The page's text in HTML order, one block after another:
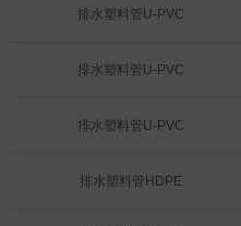
排水塑料管U-PVC
排水塑料管U-PVC
排水塑料管U-PVC
排水塑料管HDPE